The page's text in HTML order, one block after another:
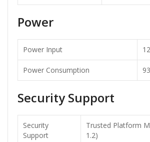
Power
Power Input
Power Consumption
Security Support
Security
Support
Trusted Platform
1.2)